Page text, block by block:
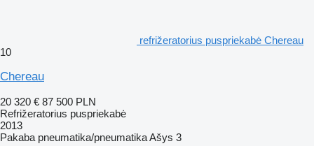
refrižeratorius puspriekabė Chereau
10
Chereau
20 320 € 87 500 PLN
Refrižeratorius puspriekabė
2013
Pakaba pneumatika/pneumatikaAšys 3